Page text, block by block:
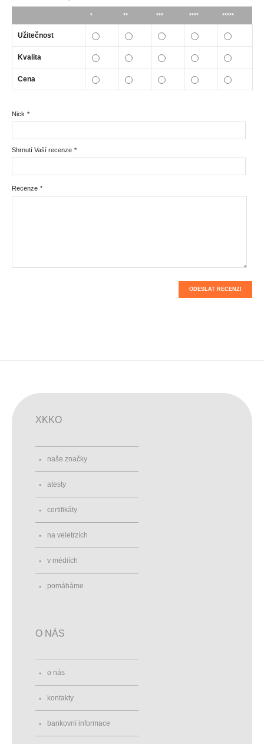
* ** *** **** *****
Užitečnost
Kvalita
Cena
*
Nick
*
Shrnutí Vaší recenze
*
Recenze
ODESLAT RECENZI
XKKO
naše značky
atesty
certifikáty
na veletrzích
v médiích
pomáháme
O NÁS
o nás
kontakty
bankovní informace